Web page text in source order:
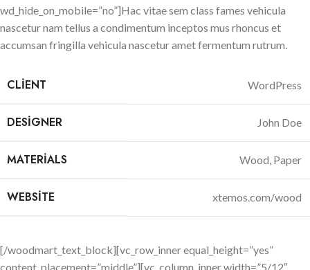
wd_hide_on_mobile=”no”]Hac vitae sem class fames vehicula
nascetur nam tellus a condimentum inceptos mus rhoncus et
accumsan fringilla vehicula nascetur amet fermentum rutrum.
CLIENT WordPress
DESIGNER John Doe
MATERIALS Wood, Paper
WEBSITE xtemos.com/wood
[/woodmart_text_block][vc_row_inner equal_height=”yes”
content_placement=”middle”][vc_column_inner width=”5/12″